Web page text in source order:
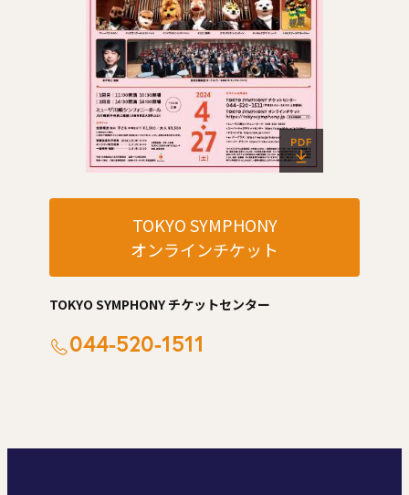
TOKYO SYMPHONY
オンラインチケット
TOKYO SYMPHONY チケットセンター
044-520-1511